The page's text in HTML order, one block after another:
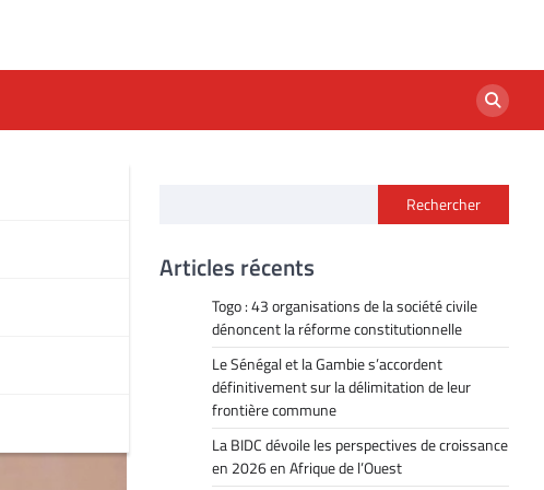
Rechercher
Articles récents
Togo : 43 organisations de la société civile
dénoncent la réforme constitutionnelle
Le Sénégal et la Gambie s’accordent
définitivement sur la délimitation de leur
frontière commune
La BIDC dévoile les perspectives de croissance
en 2026 en Afrique de l’Ouest